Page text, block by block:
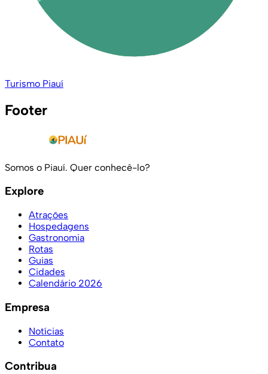
Turismo Piauí
Footer
Somos o Piauí. Quer conhecê-lo?
Explore
Atrações
Hospedagens
Gastronomia
Rotas
Guias
Cidades
Calendário 2026
Empresa
Notícias
Contato
Contribua